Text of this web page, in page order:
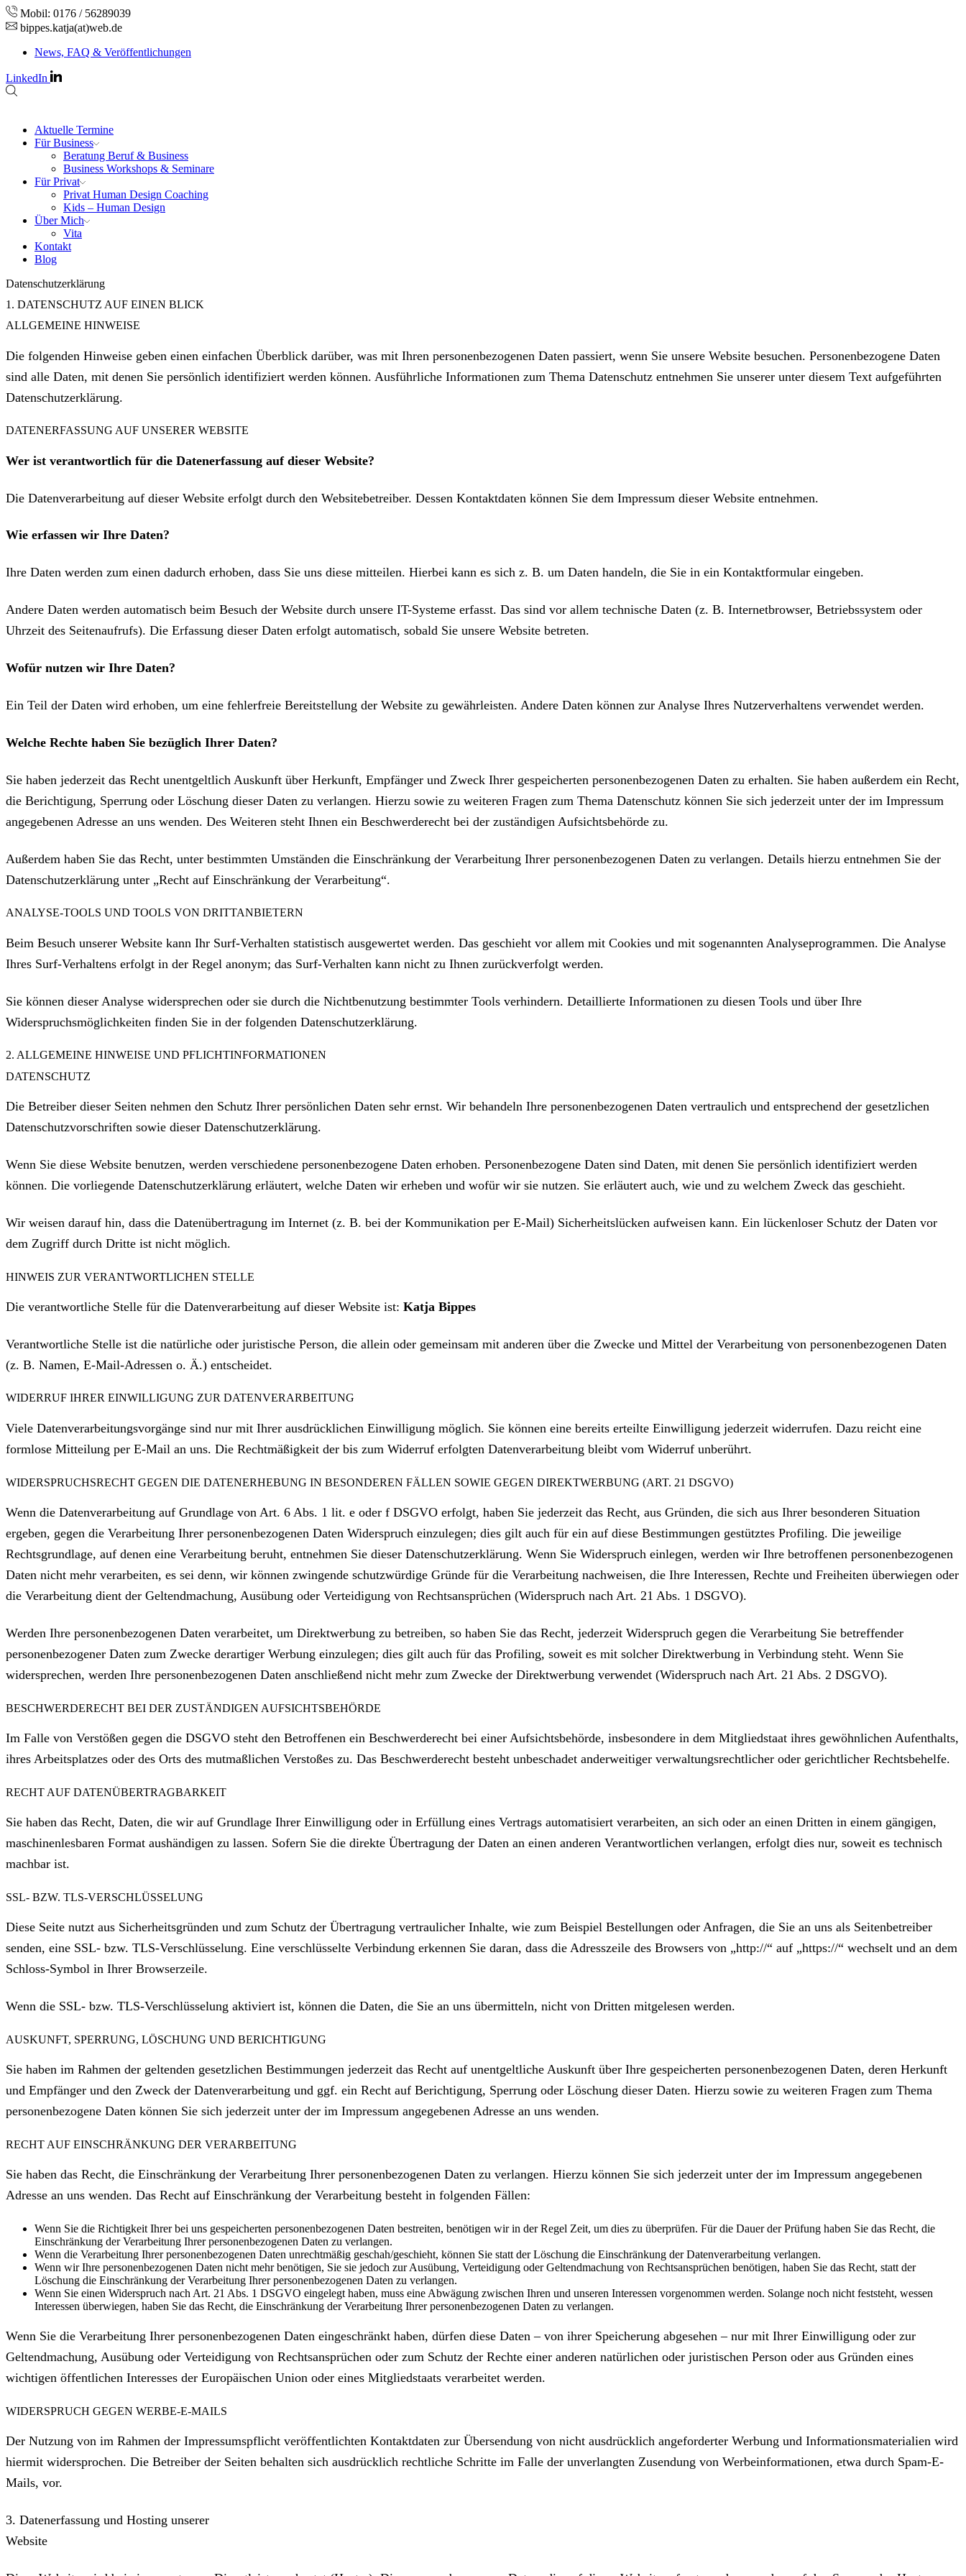
Mobil: 0176 / 56289039
bippes.katja(at)web.de
News, FAQ & Veröffentlichungen
LinkedIn
Aktuelle Termine
Für Business
Beratung Beruf & Business
Business Workshops & Seminare
Für Privat
Privat Human Design Coaching
Kids – Human Design
Über Mich
Vita
Kontakt
Blog
Datenschutzerklärung
1. DATENSCHUTZ AUF EINEN BLICK
ALLGEMEINE HINWEISE
Die folgenden Hinweise geben einen einfachen Überblick darüber, was mit Ihren personenbezogenen Daten passiert, wenn Sie unsere Website besuchen. Personenbezogene Daten
sind alle Daten, mit denen Sie persönlich identifiziert werden können. Ausführliche Informationen zum Thema Datenschutz entnehmen Sie unserer unter diesem Text aufgeführten
Datenschutzerklärung.
DATENERFASSUNG AUF UNSERER WEBSITE
Wer ist verantwortlich für die Datenerfassung auf dieser Website?
Die Datenverarbeitung auf dieser Website erfolgt durch den Websitebetreiber. Dessen Kontaktdaten können Sie dem Impressum dieser Website entnehmen.
Wie erfassen wir Ihre Daten?
Ihre Daten werden zum einen dadurch erhoben, dass Sie uns diese mitteilen. Hierbei kann es sich z. B. um Daten handeln, die Sie in ein Kontaktformular eingeben.
Andere Daten werden automatisch beim Besuch der Website durch unsere IT-Systeme erfasst. Das sind vor allem technische Daten (z. B. Internetbrowser, Betriebssystem oder
Uhrzeit des Seitenaufrufs). Die Erfassung dieser Daten erfolgt automatisch, sobald Sie unsere Website betreten.
Wofür nutzen wir Ihre Daten?
Ein Teil der Daten wird erhoben, um eine fehlerfreie Bereitstellung der Website zu gewährleisten. Andere Daten können zur Analyse Ihres Nutzerverhaltens verwendet werden.
Welche Rechte haben Sie bezüglich Ihrer Daten?
Sie haben jederzeit das Recht unentgeltlich Auskunft über Herkunft, Empfänger und Zweck Ihrer gespeicherten personenbezogenen Daten zu erhalten. Sie haben außerdem ein Recht,
die Berichtigung, Sperrung oder Löschung dieser Daten zu verlangen. Hierzu sowie zu weiteren Fragen zum Thema Datenschutz können Sie sich jederzeit unter der im Impressum
angegebenen Adresse an uns wenden. Des Weiteren steht Ihnen ein Beschwerderecht bei der zuständigen Aufsichtsbehörde zu.
Außerdem haben Sie das Recht, unter bestimmten Umständen die Einschränkung der Verarbeitung Ihrer personenbezogenen Daten zu verlangen. Details hierzu entnehmen Sie der
Datenschutzerklärung unter „Recht auf Einschränkung der Verarbeitung“.
ANALYSE-TOOLS UND TOOLS VON DRITTANBIETERN
Beim Besuch unserer Website kann Ihr Surf-Verhalten statistisch ausgewertet werden. Das geschieht vor allem mit Cookies und mit sogenannten Analyseprogrammen. Die Analyse
Ihres Surf-Verhaltens erfolgt in der Regel anonym; das Surf-Verhalten kann nicht zu Ihnen zurückverfolgt werden.
Sie können dieser Analyse widersprechen oder sie durch die Nichtbenutzung bestimmter Tools verhindern. Detaillierte Informationen zu diesen Tools und über Ihre
Widerspruchsmöglichkeiten finden Sie in der folgenden Datenschutzerklärung.
2. ALLGEMEINE HINWEISE UND PFLICHTINFORMATIONEN
DATENSCHUTZ
Die Betreiber dieser Seiten nehmen den Schutz Ihrer persönlichen Daten sehr ernst. Wir behandeln Ihre personenbezogenen Daten vertraulich und entsprechend der gesetzlichen
Datenschutzvorschriften sowie dieser Datenschutzerklärung.
Wenn Sie diese Website benutzen, werden verschiedene personenbezogene Daten erhoben. Personenbezogene Daten sind Daten, mit denen Sie persönlich identifiziert werden
können. Die vorliegende Datenschutzerklärung erläutert, welche Daten wir erheben und wofür wir sie nutzen. Sie erläutert auch, wie und zu welchem Zweck das geschieht.
Wir weisen darauf hin, dass die Datenübertragung im Internet (z. B. bei der Kommunikation per E-Mail) Sicherheitslücken aufweisen kann. Ein lückenloser Schutz der Daten vor
dem Zugriff durch Dritte ist nicht möglich.
HINWEIS ZUR VERANTWORTLICHEN STELLE
Die verantwortliche Stelle für die Datenverarbeitung auf dieser Website ist: Katja Bippes
Verantwortliche Stelle ist die natürliche oder juristische Person, die allein oder gemeinsam mit anderen über die Zwecke und Mittel der Verarbeitung von personenbezogenen Daten
(z. B. Namen, E-Mail-Adressen o. Ä.) entscheidet.
WIDERRUF IHRER EINWILLIGUNG ZUR DATENVERARBEITUNG
Viele Datenverarbeitungsvorgänge sind nur mit Ihrer ausdrücklichen Einwilligung möglich. Sie können eine bereits erteilte Einwilligung jederzeit widerrufen. Dazu reicht eine
formlose Mitteilung per E-Mail an uns. Die Rechtmäßigkeit der bis zum Widerruf erfolgten Datenverarbeitung bleibt vom Widerruf unberührt.
WIDERSPRUCHSRECHT GEGEN DIE DATENERHEBUNG IN BESONDEREN FÄLLEN SOWIE GEGEN DIREKTWERBUNG (ART. 21 DSGVO)
Wenn die Datenverarbeitung auf Grundlage von Art. 6 Abs. 1 lit. e oder f DSGVO erfolgt, haben Sie jederzeit das Recht, aus Gründen, die sich aus Ihrer besonderen Situation
ergeben, gegen die Verarbeitung Ihrer personenbezogenen Daten Widerspruch einzulegen; dies gilt auch für ein auf diese Bestimmungen gestütztes Profiling. Die jeweilige
Rechtsgrundlage, auf denen eine Verarbeitung beruht, entnehmen Sie dieser Datenschutzerklärung. Wenn Sie Widerspruch einlegen, werden wir Ihre betroffenen personenbezogenen
Daten nicht mehr verarbeiten, es sei denn, wir können zwingende schutzwürdige Gründe für die Verarbeitung nachweisen, die Ihre Interessen, Rechte und Freiheiten überwiegen oder
die Verarbeitung dient der Geltendmachung, Ausübung oder Verteidigung von Rechtsansprüchen (Widerspruch nach Art. 21 Abs. 1 DSGVO).
Werden Ihre personenbezogenen Daten verarbeitet, um Direktwerbung zu betreiben, so haben Sie das Recht, jederzeit Widerspruch gegen die Verarbeitung Sie betreffender
personenbezogener Daten zum Zwecke derartiger Werbung einzulegen; dies gilt auch für das Profiling, soweit es mit solcher Direktwerbung in Verbindung steht. Wenn Sie
widersprechen, werden Ihre personenbezogenen Daten anschließend nicht mehr zum Zwecke der Direktwerbung verwendet (Widerspruch nach Art. 21 Abs. 2 DSGVO).
BESCHWERDERECHT BEI DER ZUSTÄNDIGEN AUFSICHTSBEHÖRDE
Im Falle von Verstößen gegen die DSGVO steht den Betroffenen ein Beschwerderecht bei einer Aufsichtsbehörde, insbesondere in dem Mitgliedstaat ihres gewöhnlichen Aufenthalts,
ihres Arbeitsplatzes oder des Orts des mutmaßlichen Verstoßes zu. Das Beschwerderecht besteht unbeschadet anderweitiger verwaltungsrechtlicher oder gerichtlicher Rechtsbehelfe.
RECHT AUF DATENÜBERTRAGBARKEIT
Sie haben das Recht, Daten, die wir auf Grundlage Ihrer Einwilligung oder in Erfüllung eines Vertrags automatisiert verarbeiten, an sich oder an einen Dritten in einem gängigen,
maschinenlesbaren Format aushändigen zu lassen. Sofern Sie die direkte Übertragung der Daten an einen anderen Verantwortlichen verlangen, erfolgt dies nur, soweit es technisch
machbar ist.
SSL- BZW. TLS-VERSCHLÜSSELUNG
Diese Seite nutzt aus Sicherheitsgründen und zum Schutz der Übertragung vertraulicher Inhalte, wie zum Beispiel Bestellungen oder Anfragen, die Sie an uns als Seitenbetreiber
senden, eine SSL- bzw. TLS-Verschlüsselung. Eine verschlüsselte Verbindung erkennen Sie daran, dass die Adresszeile des Browsers von „http://“ auf „https://“ wechselt und an dem
Schloss-Symbol in Ihrer Browserzeile.
Wenn die SSL- bzw. TLS-Verschlüsselung aktiviert ist, können die Daten, die Sie an uns übermitteln, nicht von Dritten mitgelesen werden.
AUSKUNFT, SPERRUNG, LÖSCHUNG UND BERICHTIGUNG
Sie haben im Rahmen der geltenden gesetzlichen Bestimmungen jederzeit das Recht auf unentgeltliche Auskunft über Ihre gespeicherten personenbezogenen Daten, deren Herkunft
und Empfänger und den Zweck der Datenverarbeitung und ggf. ein Recht auf Berichtigung, Sperrung oder Löschung dieser Daten. Hierzu sowie zu weiteren Fragen zum Thema
personenbezogene Daten können Sie sich jederzeit unter der im Impressum angegebenen Adresse an uns wenden.
RECHT AUF EINSCHRÄNKUNG DER VERARBEITUNG
Sie haben das Recht, die Einschränkung der Verarbeitung Ihrer personenbezogenen Daten zu verlangen. Hierzu können Sie sich jederzeit unter der im Impressum angegebenen
Adresse an uns wenden. Das Recht auf Einschränkung der Verarbeitung besteht in folgenden Fällen:
Wenn Sie die Richtigkeit Ihrer bei uns gespeicherten personenbezogenen Daten bestreiten, benötigen wir in der Regel Zeit, um dies zu überprüfen. Für die Dauer der Prüfung haben Sie das Recht, die
Einschränkung der Verarbeitung Ihrer personenbezogenen Daten zu verlangen.
Wenn die Verarbeitung Ihrer personenbezogenen Daten unrechtmäßig geschah/geschieht, können Sie statt der Löschung die Einschränkung der Datenverarbeitung verlangen.
Wenn wir Ihre personenbezogenen Daten nicht mehr benötigen, Sie sie jedoch zur Ausübung, Verteidigung oder Geltendmachung von Rechtsansprüchen benötigen, haben Sie das Recht, statt der
Löschung die Einschränkung der Verarbeitung Ihrer personenbezogenen Daten zu verlangen.
Wenn Sie einen Widerspruch nach Art. 21 Abs. 1 DSGVO eingelegt haben, muss eine Abwägung zwischen Ihren und unseren Interessen vorgenommen werden. Solange noch nicht feststeht, wessen
Interessen überwiegen, haben Sie das Recht, die Einschränkung der Verarbeitung Ihrer personenbezogenen Daten zu verlangen.
Wenn Sie die Verarbeitung Ihrer personenbezogenen Daten eingeschränkt haben, dürfen diese Daten – von ihrer Speicherung abgesehen – nur mit Ihrer Einwilligung oder zur
Geltendmachung, Ausübung oder Verteidigung von Rechtsansprüchen oder zum Schutz der Rechte einer anderen natürlichen oder juristischen Person oder aus Gründen eines
wichtigen öffentlichen Interesses der Europäischen Union oder eines Mitgliedstaats verarbeitet werden.
WIDERSPRUCH GEGEN WERBE-E-MAILS
Der Nutzung von im Rahmen der Impressumspflicht veröffentlichten Kontaktdaten zur Übersendung von nicht ausdrücklich angeforderter Werbung und Informationsmaterialien wird
hiermit widersprochen. Die Betreiber der Seiten behalten sich ausdrücklich rechtliche Schritte im Falle der unverlangten Zusendung von Werbeinformationen, etwa durch Spam-E-
Mails, vor.
3. Datenerfassung und Hosting unserer
Website